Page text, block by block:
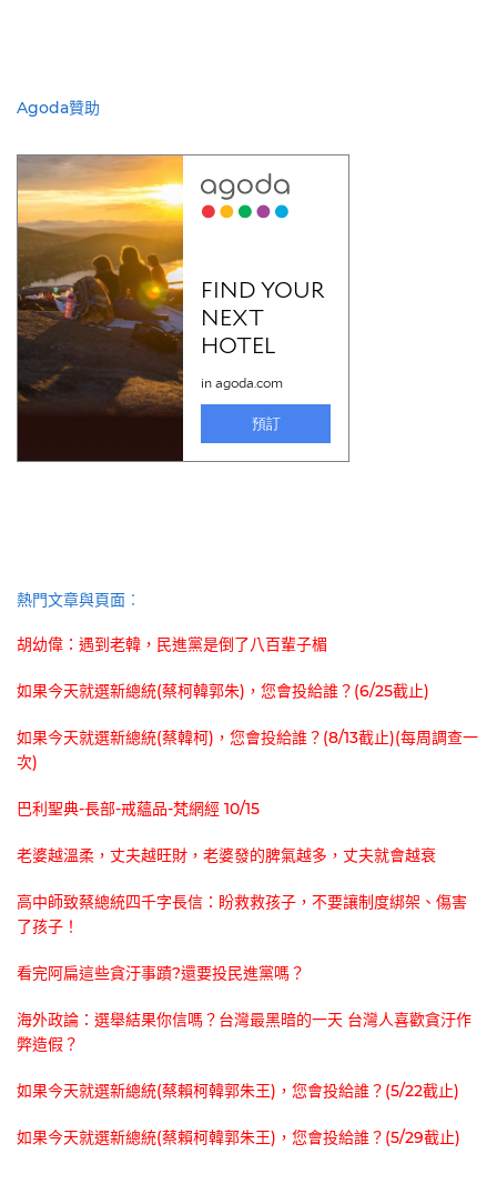
Agoda贊助
熱門文章與頁面︰
胡幼偉：遇到老韓，民進黨是倒了八百輩子楣
如果今天就選新總統(蔡柯韓郭朱)，您會投給誰？(6/25截止)
如果今天就選新總統(蔡韓柯)，您會投給誰？(8/13截止)(每周調查一
次)
巴利聖典-長部-戒蘊品-梵網經 10/15
老婆越溫柔，丈夫越旺財，老婆發的脾氣越多，丈夫就會越衰
高中師致蔡總統四千字長信：盼救救孩子，不要讓制度綁架、傷害
了孩子！
看完阿扁這些貪汙事蹟?還要投民進黨嗎？
海外政論：選舉結果你信嗎？台灣最黑暗的一天 台灣人喜歡貪汙作
弊造假？
如果今天就選新總統(蔡賴柯韓郭朱王)，您會投給誰？(5/22截止)
如果今天就選新總統(蔡賴柯韓郭朱王)，您會投給誰？(5/29截止)